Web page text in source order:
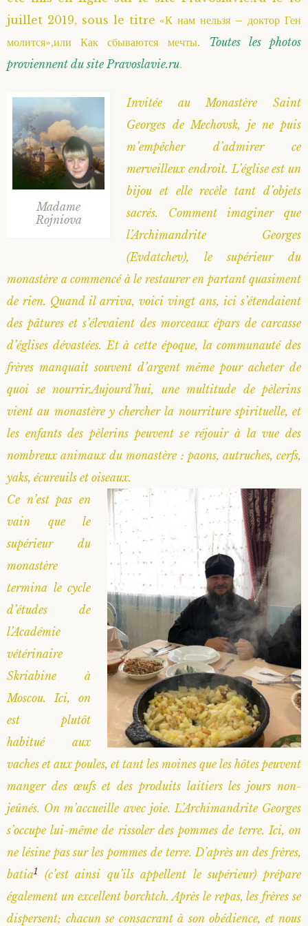
Saint Sophrony l’Athonite
Sainte Xenia
Sainte Matrone de Moscou
Staritsa Marie Makovkine
Natalia de Vyritsa
Staritsa Anastasia
Archimandrite Lazare (Abachidzé)
Geronda Arsenios le Spiléote
Gerondissa Makrina (Vassopoulou)
Archimandrite Nathanaël (Pospelov)
Père Héliodore
juillet 2019, sous le titre «К нам нельзя – доктор Ген
молится»,или Как сбываются мечты. Toutes les photos
proviennent du site Pravoslavie.ru.
Madame
Rojniova
Invitée au Monastère Saint
Georges de Mechovsk, je ne puis
m’empêcher d’admirer ce
merveilleux endroit. L’église est un
bijou et elle recèle tant d’objets
sacrés. Comment imaginer que
l’Archimandrite Georges
(Evdatchev), le supérieur du
monastère a commencé à le restaurer en partant quasiment
de rien. Quand il arriva, voici vingt ans, ici s’étendaient
des pâtures et s’élevaient des morceaux épars de carcasse
d’églises dévastées. Et à cette époque, la communauté des
frères manquait souvent d’argent même pour acheter de
quoi se nourrir.Aujourd’hui, une multitude de pèlerins
vient au monastère y chercher la nourriture spirituelle, et
les enfants des pèlerins peuvent se réjouir à la vue des
nombreux animaux du monastère : paons, autruches, cerfs,
yaks, écureuils et oiseaux.
Ce n’est pas en
vain que le
supérieur du
monastère
termina le cycle
d’études de
l’Académie
vétérinaire
Skriabine à
Moscou. Ici, on
est plutôt
habitué aux
vaches et aux poules, et tant les moines que les hôtes peuvent
manger des œufs et des produits laitiers les jours non-
jeûnés. On m’accueille avec joie. L’Archimandrite Georges
s’occupe lui-même de rissoler des pommes de terre. Ici, on
ne lésine pas sur les pommes de terre. D’après un des frères,
batia1
(c’est ainsi qu’ils appellent le supérieur) prépare
également un excellent borchtch. Après le repas, les frères se
dispersent; chacun se consacrant à son obédience, et nous